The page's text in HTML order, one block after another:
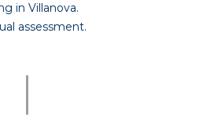
in Villanova.
assessment.